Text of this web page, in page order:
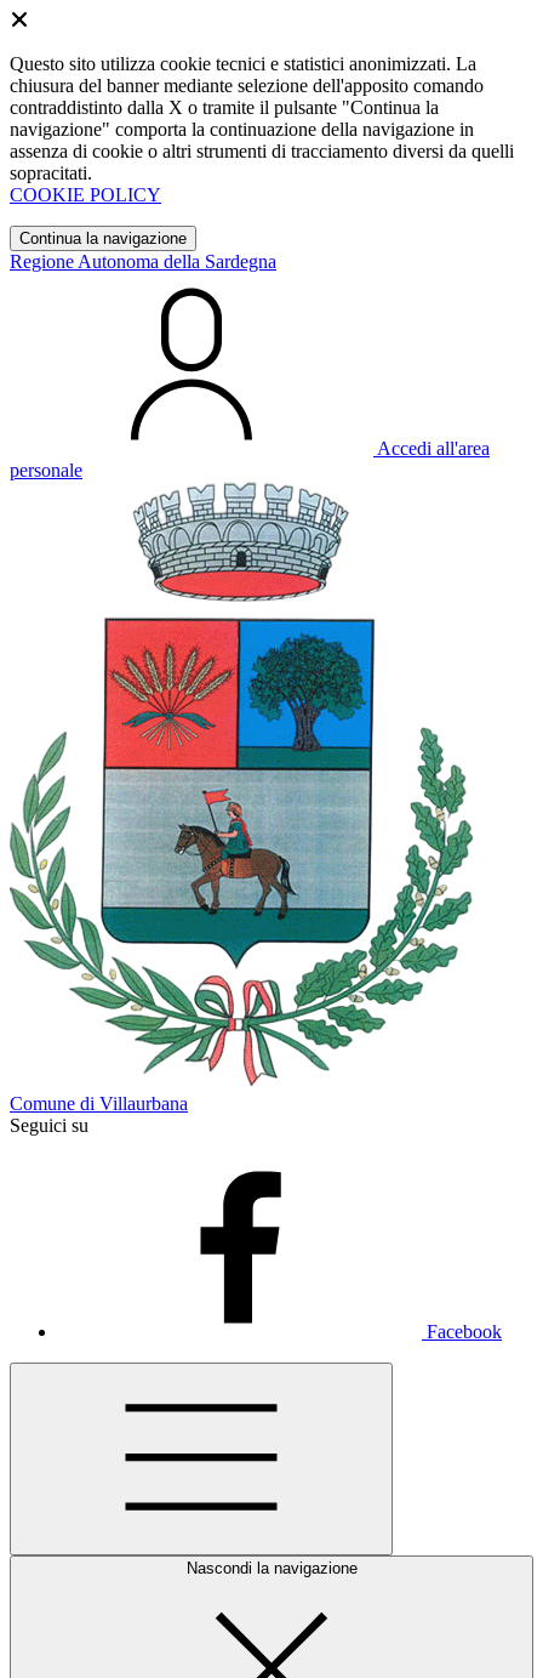
Questo sito utilizza cookie tecnici e statistici anonimizzati. La
chiusura del banner mediante selezione dell'apposito comando
contraddistinto dalla X o tramite il pulsante "Continua la
navigazione" comporta la continuazione della navigazione in
assenza di cookie o altri strumenti di tracciamento diversi da quelli
sopracitati.
COOKIE POLICY
Continua la navigazione
Regione Autonoma della Sardegna
Accedi all'area
personale
Comune di Villaurbana
Seguici su
Facebook
Nascondi la navigazione